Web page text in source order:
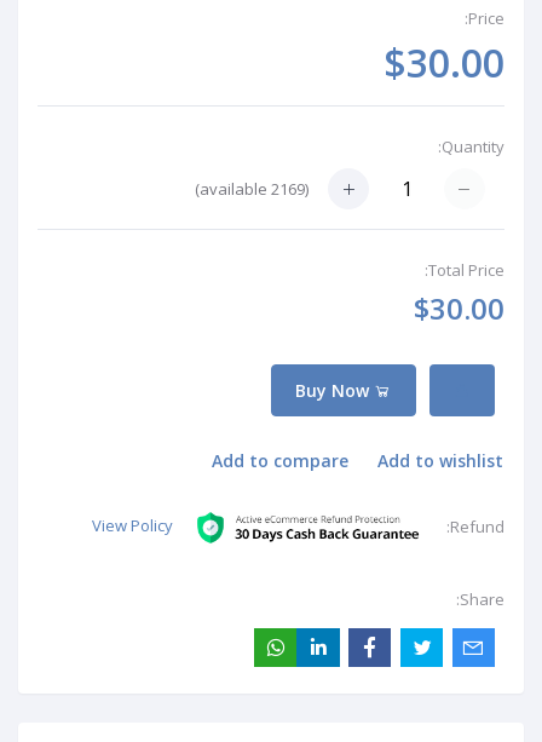
Price:
$30.00
Quantity:
(
2169
Total Price:
$30.00
Add to wishlist
Add to compare
Refund:
View Policy
Share: